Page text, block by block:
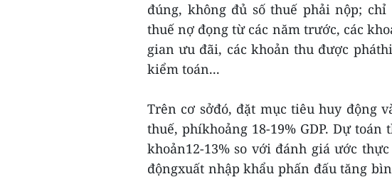
đúng, không đủ số thuế phải nộp;
thuế nợ đọng từ các năm trước, các
gian ưu đãi, các khoản thu được
kiểm toán...
Trên cơ sởđó, đặt mục tiêu huy động
thuế, phíkhoảng 18-19% GDP. Dự
khoản12-13% so với đánh giá ước
độngxuất nhập khẩu phấn đấu tăng